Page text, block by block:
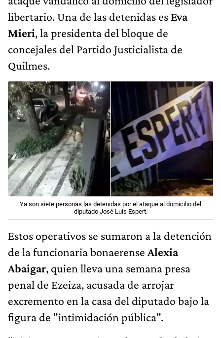
libertario. Una de las detenidas es Eva
Mieri, la presidenta del bloque de
concejales del Partido Justicialista de
Quilmes.
Ya son siete personas las detenidas por el ataque al domicilio del
diputado José Luis Espert.
Estos operativos se sumaron a la detención
de la funcionaria bonaerense Alexia
Abaigar, quien lleva una semana presa
penal de Ezeiza, acusada de arrojar
excremento en la casa del diputado bajo la
figura de "intimidación pública".